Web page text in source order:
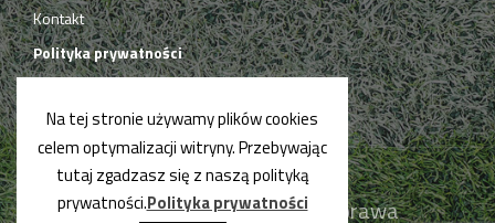
Kontakt
Polityka prywatności
© PPN Chrzanów 2019. Wszelkie prawa
Na tej stronie używamy plików cookies
celem optymalizacji witryny. Przebywając
tutaj zgadzasz się z naszą polityką
prywatności.Polityka prywatności